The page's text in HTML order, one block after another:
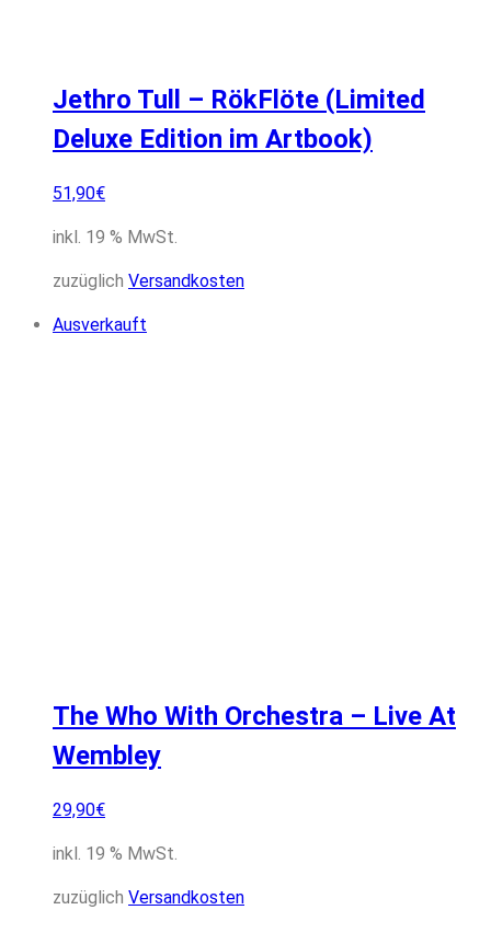
Jethro Tull – RökFlöte (Limited
Deluxe Edition im Artbook)
51,90€
inkl. 19 % MwSt.
zuzüglich Versandkosten
Ausverkauft
The Who With Orchestra – Live At
Wembley
29,90€
inkl. 19 % MwSt.
zuzüglich Versandkosten